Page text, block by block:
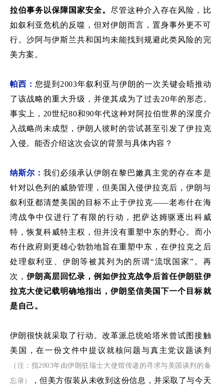
拉伯事务以保障国家安全。尽管这种介入存在风险 ，比
如叙利亚危机的反噬，但对伊朗而言，置身事外更不可
行。沙阿与伊斯兰共和国均未能找到规避此类风险的完
美方案。
帕西： 您提到 2003年叙利亚与伊朗的一次关键会晤推动
了该战略的重大升级， 并使其成为了过去20年的形态。
事实上， 20世纪80和90年代这种对阿拉伯世界的深度介
入战略尚未成型，伊朗人彼时的尝试甚至引发了伊拉克
入侵。能否介绍这次会议的背景与具体内容？
纳斯尔：我们必须承认伊朗在黎巴嫩真主党的存在本是
针对以色列的威胁管理，但美国入侵伊拉克后，伊朗与
叙利亚都清楚美国的目标不止于伊拉克——老布什在海
湾战争中仅 进行了有限 的行动，把萨达姆驱逐出科威
特，恢复科威特主权，但并没有重塑中东的野心。 而小
布什政府则更雄心勃勃地旨在重塑中东，在伊拉克之后
处理叙利亚、伊朗等被其列为的所谓“流氓国家” 。 再
次，伊朗高层回忆录 ，例如伊拉克战争后首任伊朗驻伊
拉克大使记载明确地指出 ，伊朗坚信美国下一个目标就
是自己。
伊朗很快就采取了行动 。改革派总统哈塔米曾试图接触
美国，在一份文件中提议就核问题与真主党议题谈判
（ 注：指2003年由伊朗驻瑞士大使馆传递的寻求与美国谈判的备
忘录） ，但美方假装从未收到这份信息，并采取了与今天